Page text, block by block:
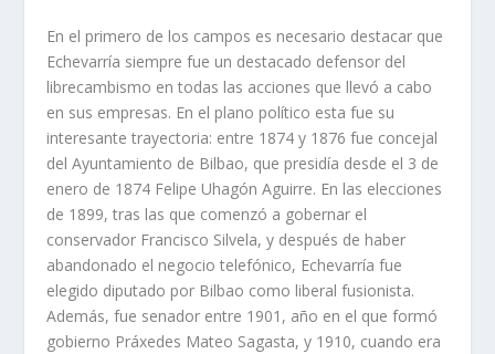
En el primero de los campos es necesario destacar que
Echevarría siempre fue un destacado defensor del
librecambismo en todas las acciones que llevó a cabo
en sus empresas. En el plano político esta fue su
interesante trayectoria: entre 1874 y 1876 fue concejal
del Ayuntamiento de Bilbao, que presidía desde el 3 de
enero de 1874 Felipe Uhagón Aguirre. En las elecciones
de 1899, tras las que comenzó a gobernar el
conservador Francisco Silvela, y después de haber
abandonado el negocio telefónico, Echevarría fue
elegido diputado por Bilbao como liberal fusionista.
Además, fue senador entre 1901, año en el que formó
gobierno Práxedes Mateo Sagasta, y 1910, cuando era